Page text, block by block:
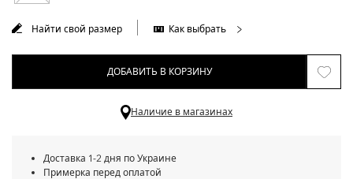
Найти свой размер Как выбрать
ДОБАВИТЬ В КОРЗИНУ
Наличие в магазинах
Доставка 1-2 дня по Украине
Примерка перед оплатой